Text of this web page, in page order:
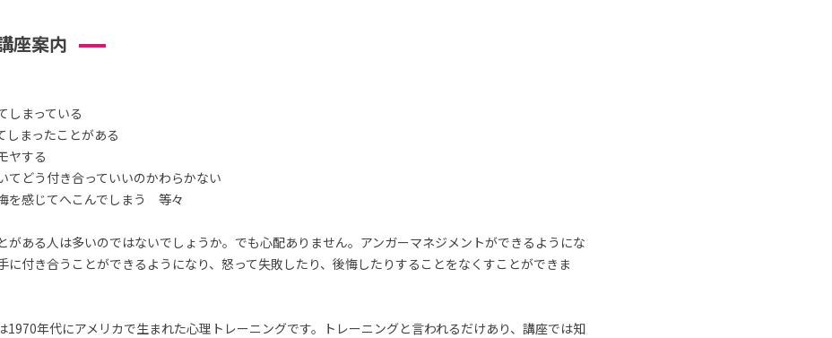
座案内
しまっている
しまったことがある
ヤする
てどう付き合っていいのかわらかない
を感じてへこんでしまう 等々
がある人は多いのではないでしょうか。でも心配ありません。アンガーマネジメントができるようにな
に付き合うことができるようになり、怒って失敗したり、後悔したりすることをなくすことができま
1970年代にアメリカで生まれた心理トレーニングです。トレーニングと言われるだけあり、講座では知